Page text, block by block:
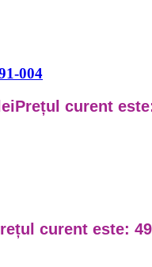
004
leiPrețul curent
curent este: